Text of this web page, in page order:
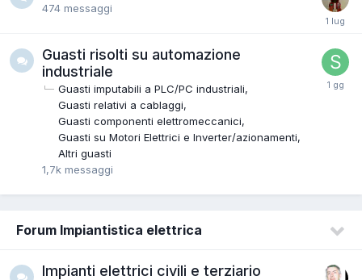
474 messaggi
Guasti risolti su automazione
industriale
Guasti imputabili a PLC/PC industriali
Guasti relativi a cablaggi
Guasti componenti elettromeccanici
Guasti su Motori Elettrici e Inverter/azionamenti
Altri guasti
1,7k messaggi
Forum Impiantistica elettrica
Impianti elettrici civili e terziario